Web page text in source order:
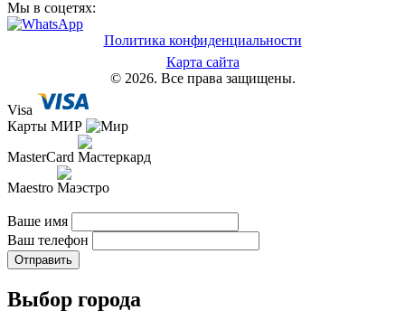
Мы в соцетях:
Политика конфиденциальности
Карта сайта
© 2026. Все права защищены.
Visa
Карты МИР
MasterCard
Maestro
Ваше имя
Ваш телефон
Отправить
Выбор города